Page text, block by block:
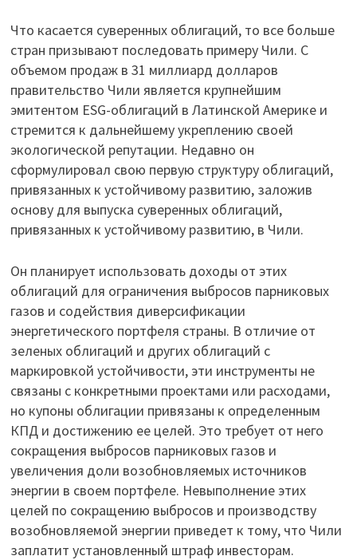
Что касается суверенных облигаций, то все больше
стран призывают последовать примеру Чили. С
объемом продаж в 31 миллиард долларов
правительство Чили является крупнейшим
эмитентом ESG-облигаций в Латинской Америке и
стремится к дальнейшему укреплению своей
экологической репутации. Недавно он
сформулировал свою первую структуру облигаций,
привязанных к устойчивому развитию, заложив
основу для выпуска суверенных облигаций,
привязанных к устойчивому развитию, в Чили.
Он планирует использовать доходы от этих
облигаций для ограничения выбросов парниковых
газов и содействия диверсификации
энергетического портфеля страны. В отличие от
зеленых облигаций и других облигаций с
маркировкой устойчивости, эти инструменты не
связаны с конкретными проектами или расходами,
но купоны облигации привязаны к определенным
КПД и достижению ее целей. Это требует от него
сокращения выбросов парниковых газов и
увеличения доли возобновляемых источников
энергии в своем портфеле. Невыполнение этих
целей по сокращению выбросов и производству
возобновляемой энергии приведет к тому, что Чили
заплатит установленный штраф инвесторам.